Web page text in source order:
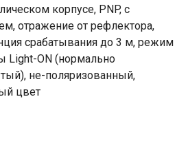
корпусе, PNP, с
отражение от рефлектора,
срабатывания до 3 м, режим
Light-ON (нормально
не-поляризованный,
цвет